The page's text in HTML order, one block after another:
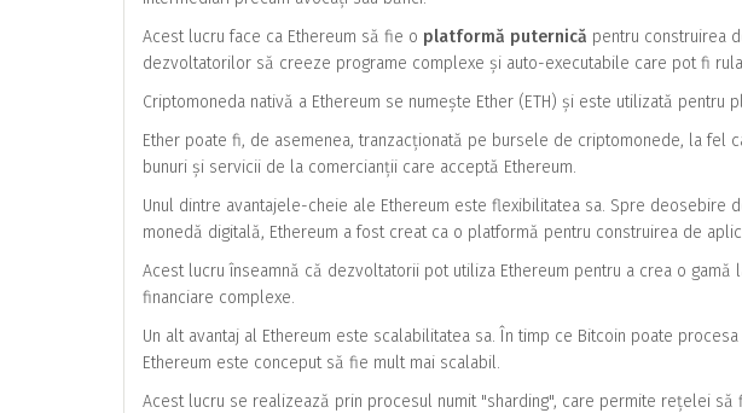
Acest lucru face ca Ethereum să fie o platformă puternică pentru construirea
dezvoltatorilor să creeze programe complexe și auto-executabile care pot fi
Criptomoneda nativă a Ethereum se numește Ether (ETH) și este utilizată
Ether poate fi, de asemenea, tranzacționată pe bursele de criptomonede, la fel
bunuri și servicii de la comercianții care acceptă Ethereum.
Unul dintre avantajele-cheie ale Ethereum este flexibilitatea sa. Spre deosebire
monedă digitală, Ethereum a fost creat ca o platformă pentru construirea de
Acest lucru înseamnă că dezvoltatorii pot utiliza Ethereum pentru a crea o
financiare complexe.
Un alt avantaj al Ethereum este scalabilitatea sa. În timp ce Bitcoin poate
Ethereum este conceput să fie mult mai scalabil.
Acest lucru se realizează prin procesul numit "sharding", care permite rețelei